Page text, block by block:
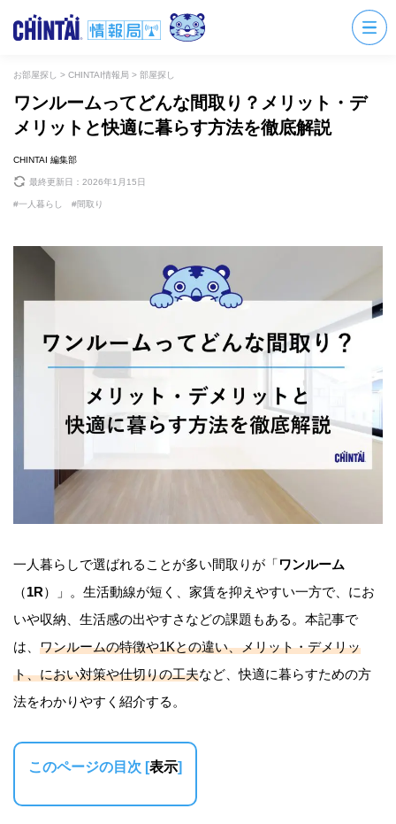
お部屋探し > CHINTAI情報局 > 部屋探し
ワンルームってどんな間取り？メリット・デ
メリットと快適に暮らす方法を徹底解説
CHINTAI 編集部
最終更新日： 2026年1月15日
一人暮らし 間取り
一人暮らしで選ばれることが多い間取りが「ワンルーム
（1R）」。生活動線が短く、家賃を抑えやすい一方で、にお
いや収納、生活感の出やすさなどの課題もある。本記事で
は、 ワンルームの特徴や1Kとの違い、メリット・デメリッ
ト、におい対策や仕切りの工夫など、快適に暮らすための方
法をわかりやすく紹介する。
このページの目次 [表示]